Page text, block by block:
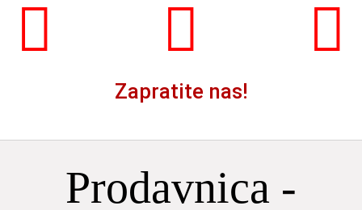
Zapratite nas!
Prodavnica -